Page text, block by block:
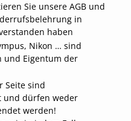
Sie unsere AGB und
in
haben
Nikon … sind
und Eigentum der
Seite sind
und dürfen weder
werden!